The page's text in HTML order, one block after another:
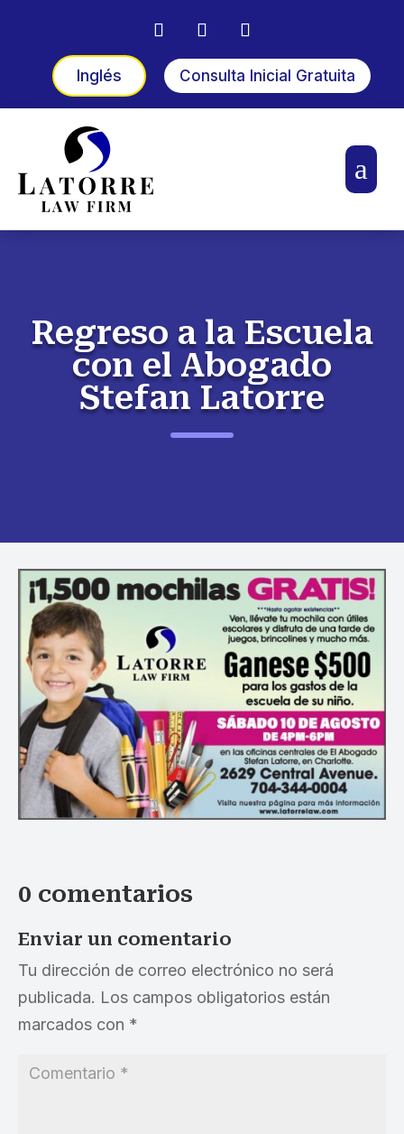
Inglés Consulta Inicial Gratuita
a
Regreso a la Escuela
con el Abogado
Stefan Latorre
0 comentarios
Enviar un comentario
Tu dirección de correo electrónico no será
publicada. Los campos obligatorios están
marcados con *